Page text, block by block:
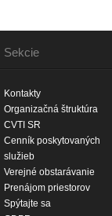
Sekcie
Kontakty
Organizačná štruktúra
CVTI SR
Cenník poskytovaných
služieb
Verejné obstarávanie
Prenájom priestorov
Spýtajte sa